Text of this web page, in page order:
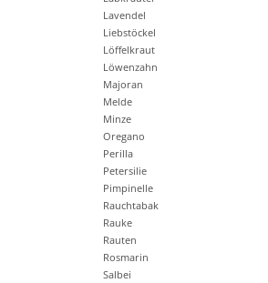
Lavendel
Liebstöckel
Löffelkraut
Löwenzahn
Majoran
Melde
Minze
Oregano
Perilla
Petersilie
Pimpinelle
Rauchtabak
Rauke
Rauten
Rosmarin
Salbei